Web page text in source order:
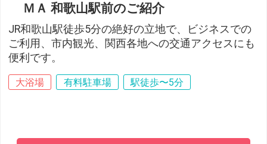
ＭＡ 和歌山駅前のご紹介
JR和歌山駅徒歩5分の絶好の立地で、ビジネスでの
ご利用、市内観光、関西各地への交通アクセスにも
便利です。
大浴場 有料駐車場 駅徒歩〜5分